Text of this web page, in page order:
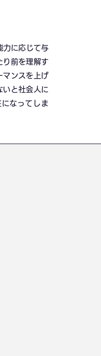
力に応じて与
り前を理解す
マンスを上げ
いと社会人に
なってしま